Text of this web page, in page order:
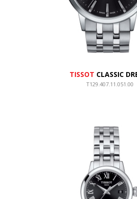
TISSOT CLASSIC
T129.407.11.051.00